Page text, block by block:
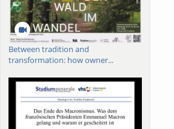
Between tradition and
transformation: how owner...